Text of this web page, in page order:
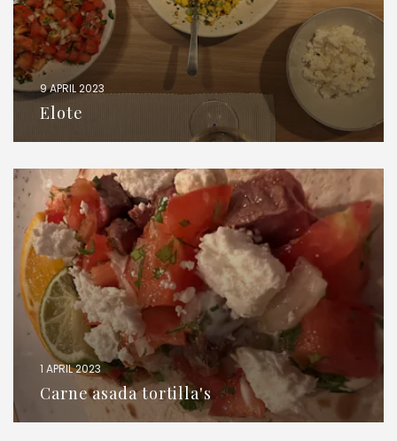
9 APRIL 2023
Elote
1 APRIL 2023
Carne asada tortilla's